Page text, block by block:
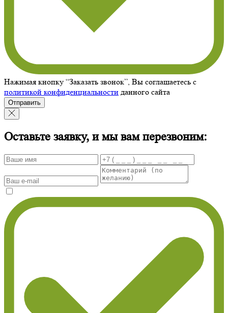
Нажимая кнопку “Заказать звонок”, Вы соглашаетесь с
политикой конфиденциальности данного сайта
Отправить
Оставьте заявку, и мы вам перезвоним: